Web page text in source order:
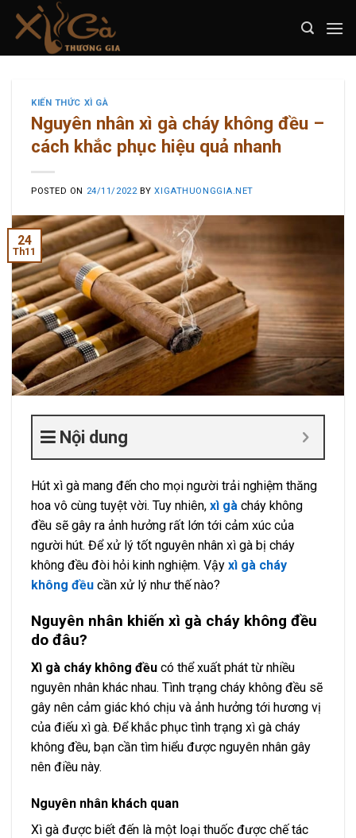
KIẾN THỨC XÌ GÀ
Nguyên nhân xì gà cháy không đều –
cách khắc phục hiệu quả nhanh
POSTED ON 24/11/2022 BYXIGATHUONGGIA.NET
24
Th11
Nội dung
Hút xì gà mang đến cho mọi người trải nghiệm thăng
hoa vô cùng tuyệt vời. Tuy nhiên, xì gà cháy không
đều sẽ gây ra ảnh hưởng rất lớn tới cảm xúc của
người hút. Để xử lý tốt nguyên nhân xì gà bị cháy
không đều đòi hỏi kinh nghiệm. Vậy xì gà cháy
không đều cần xử lý như thế nào?
Nguyên nhân khiến xì gà cháy không đều
do đâu?
Xì gà cháy không đều có thể xuất phát từ nhiều
nguyên nhân khác nhau. Tình trạng cháy không đều sẽ
gây nên cảm giác khó chịu và ảnh hưởng tới hương vị
của điếu xì gà. Để khắc phục tình trạng xì gà cháy
không đều, bạn cần tìm hiểu được nguyên nhân gây
nên điều này.
Nguyên nhân khách quan
Xì gà được biết đến là một loại thuốc được chế tác